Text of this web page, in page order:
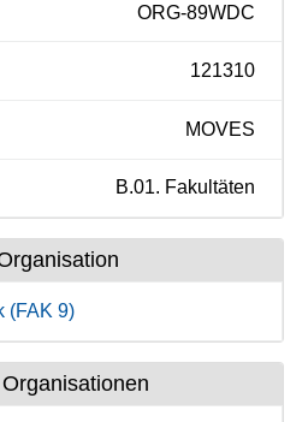
ORG-89WDC
121310
MOVES
B.01. Fakultäten
(FAK 9)